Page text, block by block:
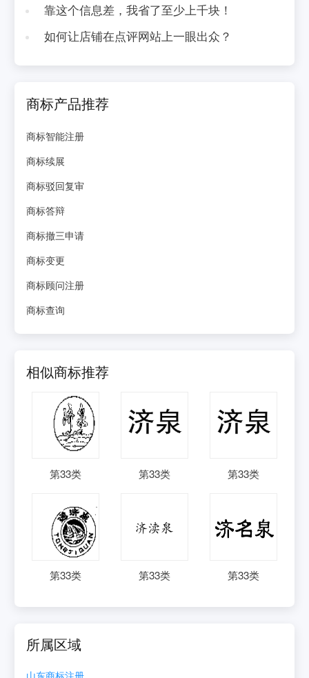
靠这个信息差，我省了至少上千块！
如何让店铺在点评网站上一眼出众？
商标产品推荐
商标智能注册
商标续展
商标驳回复审
商标答辩
商标撤三申请
商标变更
商标顾问注册
商标查询
相似商标推荐
第33类 第33类 第33类
第33类 第33类 第33类
所属区域